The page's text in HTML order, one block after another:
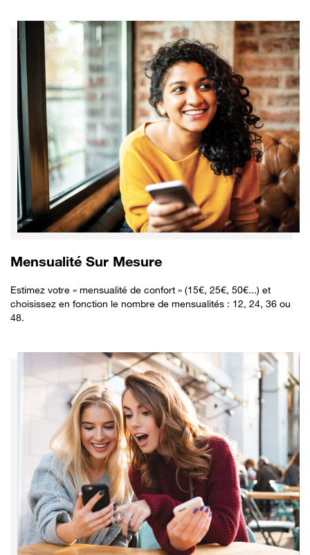
Mensualité Sur Mesure
Estimez votre « mensualité de confort » (15€, 25€, 50€...) et
choisissez en fonction le nombre de mensualités : 12, 24, 36 ou
48.